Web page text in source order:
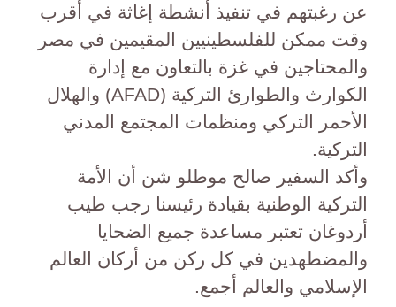
عن رغبتهم في تنفيذ أنشطة إغاثة في أقرب
وقت ممكن للفلسطينيين المقيمين في مصر
والمحتاجين في غزة بالتعاون مع إدارة
الكوارث والطوارئ التركية (AFAD) والهلال
الأحمر التركي ومنظمات المجتمع المدني
التركية.
وأكد السفير صالح موطلو شن أن الأمة
التركية الوطنية بقيادة رئيسنا رجب طيب
أردوغان تعتبر مساعدة جميع الضحايا
والمضطهدين في كل ركن من أركان العالم
الإسلامي والعالم أجمع.